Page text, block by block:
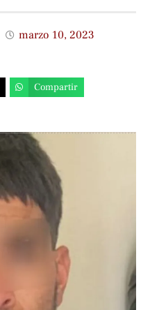
marzo 10, 2023
Compartir